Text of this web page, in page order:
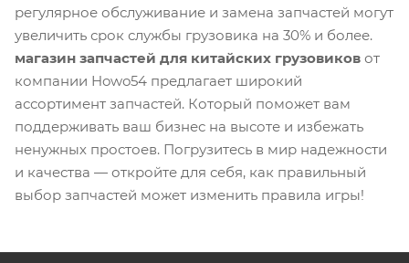
регулярное обслуживание и замена запчастей могут
увеличить срок службы грузовика на 30% и более.
магазин запчастей для китайских грузовиков от
компании Howo54 предлагает широкий
ассортимент запчастей. Который поможет вам
поддерживать ваш бизнес на высоте и избежать
ненужных простоев. Погрузитесь в мир надежности
и качества — откройте для себя, как правильный
выбор запчастей может изменить правила игры!